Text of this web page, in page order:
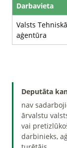
Darbavieta
Valsts
aģentūra
Deputāta
nav
ārvalstu
vai
darbinieks,